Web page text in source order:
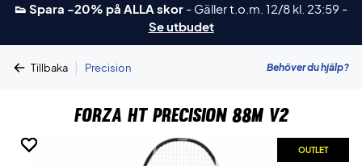
👟 Spara -20% på ALLA skor - Gäller t.o.m. 12/8 kl. 23:59 -
Se utbudet
Tillbaka | Precision Behöver du hjälp?
Forza HT Precision 88M V2
OUTLET
OUTLET
OUTLET
OUTLET
OUTLET